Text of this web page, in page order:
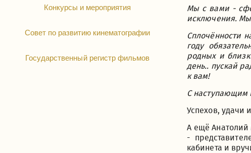
Конкурсы и мероприятия
Совет по развитию кинематографии
Государственный регистр фильмов
Мы с вами -
исключения. Мы
Сплочённости
году
родных и
день.. пускай
к вам!
С наступающим
Успехов, удачи
А ещё
-
кабинета и